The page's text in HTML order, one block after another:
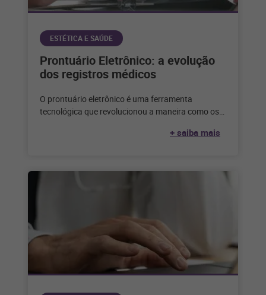
ESTÉTICA E SAÚDE
Prontuário Eletrônico: a evolução
dos registros médicos
O prontuário eletrônico é uma ferramenta
tecnológica que revolucionou a maneira como os
+ saiba mais